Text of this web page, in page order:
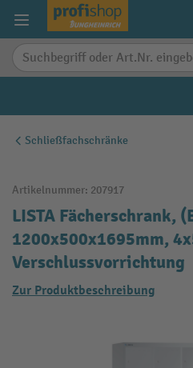
springen
Schließfachschränke
Artikelnummer: 207917
LISTA Fächerschrank,
1200x500x1695mm,
Verschlussvorrichtung
Zur Produktbeschreibung